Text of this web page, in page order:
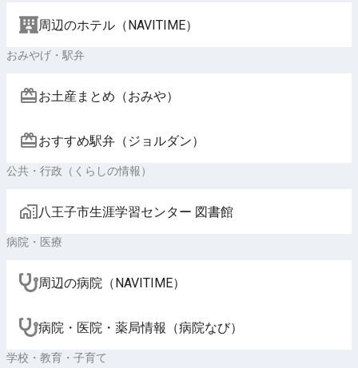
周辺のホテル（NAVITIME）
おみやげ・駅弁
お土産まとめ（おみや）
おすすめ駅弁（ジョルダン）
公共・行政（くらしの情報）
八王子市生涯学習センター 図書館
病院・医療
周辺の病院（NAVITIME）
病院・医院・薬局情報（病院なび）
学校・教育・子育て